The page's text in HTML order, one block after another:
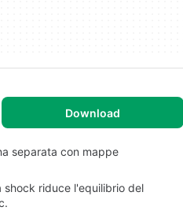
Download
separata con mappe
shock riduce l'equilibrio del